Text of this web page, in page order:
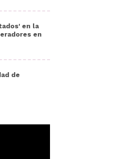
en la
en
de